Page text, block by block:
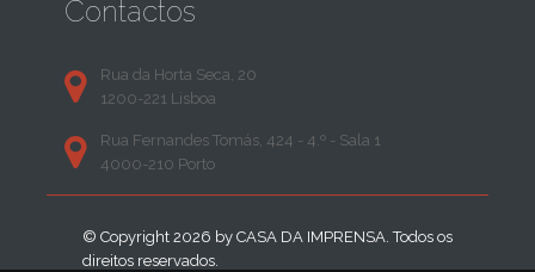
Contactos
Rua da Horta Seca, 20
1200-221 Lisboa
Rua Fernandes Tomás, 424 - 4.º - Sala 1
4000-210 Porto
© Copyright 2026 by CASA DA IMPRENSA . Todos os
direitos reservados.